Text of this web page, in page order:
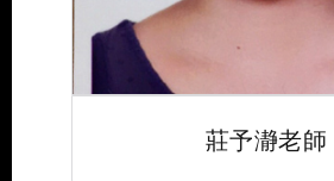
莊予瀞老師